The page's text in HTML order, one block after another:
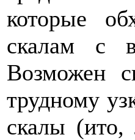
которые
скалам с
Возможен
трудному
скалы